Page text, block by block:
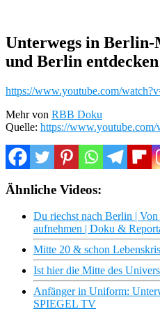
Unterwegs in Berlin-
und Berlin entdecken
https://www.youtube.com/
Mehr von RBB Doku
Quelle: https://
Ähnliche Videos:
Du riechst nach Berlin |
aufnehmen | Doku &
Mitte 20 & schon
Ist hier die Mitte des
Anfänger in Uniform:
SPIEGEL TV